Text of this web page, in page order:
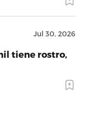
Jul 30, 2026
tiene rostro,